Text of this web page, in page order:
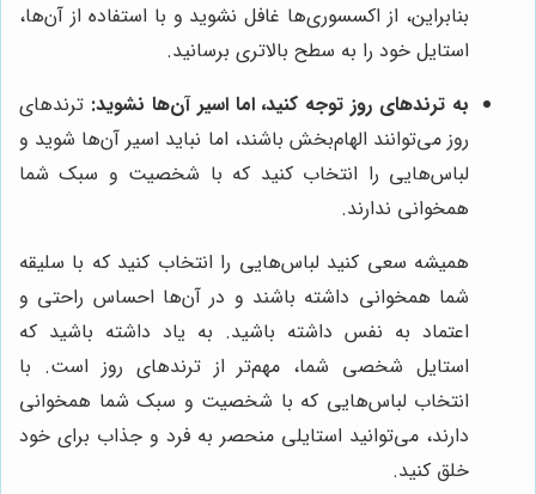
بنابراین، از اکسسوری‌ها غافل نشوید و با استفاده از آن‌ها،
استایل خود را به سطح بالاتری برسانید.
به ترندهای روز توجه کنید، اما اسیر آن‌ها نشوید: ترندهای
روز می‌توانند الهام‌بخش باشند، اما نباید اسیر آن‌ها شوید و
لباس‌هایی را انتخاب کنید که با شخصیت و سبک شما
همخوانی ندارند.
همیشه سعی کنید لباس‌هایی را انتخاب کنید که با سلیقه
شما همخوانی داشته باشند و در آن‌ها احساس راحتی و
اعتماد به نفس داشته باشید. به یاد داشته باشید که
استایل شخصی شما، مهم‌تر از ترندهای روز است. با
انتخاب لباس‌هایی که با شخصیت و سبک شما همخوانی
دارند، می‌توانید استایلی منحصر به فرد و جذاب برای خود
خلق کنید.